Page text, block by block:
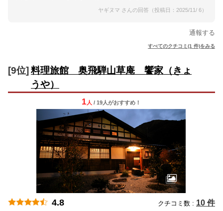
ヤギヌマ さんの回答（投稿日：2025/11/ 6）
通報する
すべてのクチコミ(1 件)をみる
[9位] 料理旅館 奥飛騨山草庵 饗家（きょ
うや）
1 人 / 19人がおすすめ！
4.8 クチコミ数 : 10 件